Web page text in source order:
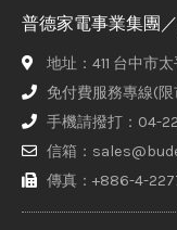
普德家電事業集團
地址：411 台中市
免付費服務專線(
手機請撥打：04-
信箱：
傳真：+886-4-